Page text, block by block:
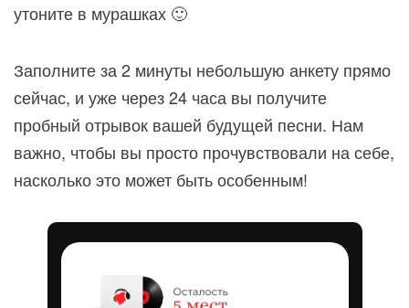
утоните в мурашках 🙂
Заполните за 2 минуты небольшую анкету прямо
сейчас, и уже через 24 часа вы получите
пробный отрывок вашей будущей песни. Нам
важно, чтобы вы просто прочувствовали на себе,
насколько это может быть особенным!